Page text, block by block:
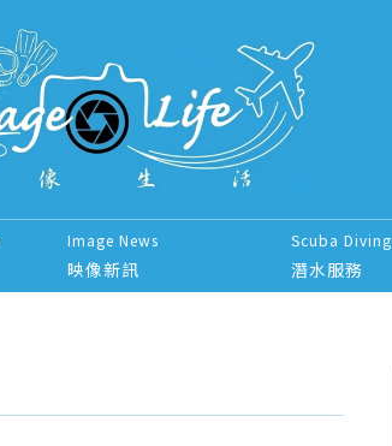
Image News
映像新訊
Scuba Diving
潛水服務